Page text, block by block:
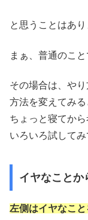
と思うことはあり
まぁ、普通のこと
その場合は、やり
方法を変えてみる
ちょっと寝てから
いろいろ試してみ
イヤなことか
左側はイヤなこと